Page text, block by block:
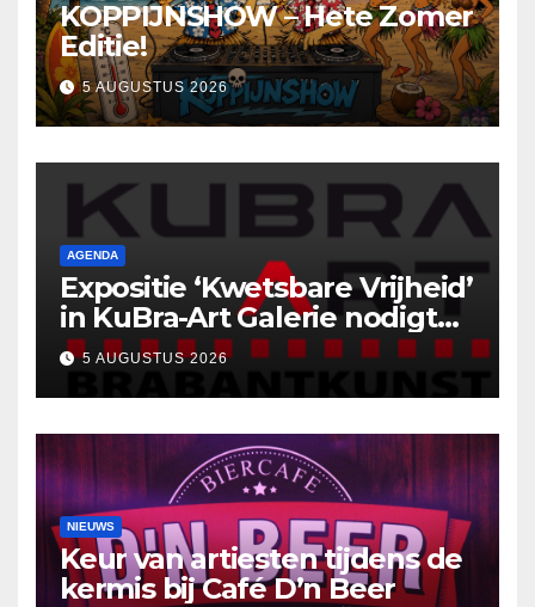
KOPPIJNSHOW – Hete Zomer
Editie!
5 AUGUSTUS 2026
AGENDA
Expositie ‘Kwetsbare Vrijheid’
in KuBra-Art Galerie nodigt
uit tot ontmoeting en
reflectie
5 AUGUSTUS 2026
NIEUWS
Keur van artiesten tijdens de
kermis bij Café D’n Beer